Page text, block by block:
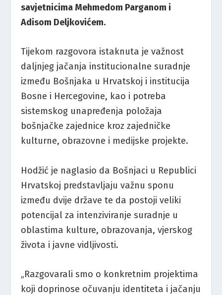
savjetnicima Mehmedom Parganom i
Adisom Deljkovićem.
Tijekom razgovora istaknuta je važnost
daljnjeg jačanja institucionalne suradnje
između Bošnjaka u Hrvatskoj i institucija
Bosne i Hercegovine, kao i potreba
sistemskog unapređenja položaja
bošnjačke zajednice kroz zajedničke
kulturne, obrazovne i medijske projekte.
Hodžić je naglasio da Bošnjaci u Republici
Hrvatskoj predstavljaju važnu sponu
između dvije države te da postoji veliki
potencijal za intenziviranje suradnje u
oblastima kulture, obrazovanja, vjerskog
života i javne vidljivosti.
„Razgovarali smo o konkretnim projektima
koji doprinose očuvanju identiteta i jačanju